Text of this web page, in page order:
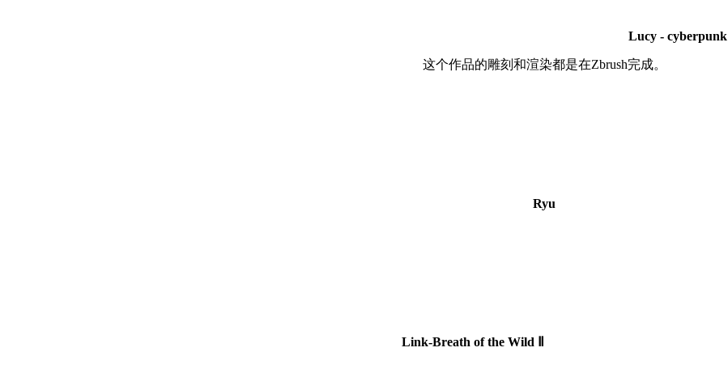
Lucy - cyberpunk
这个作品的雕刻和渲染都是在Zbrush完成。
Ryu
Link-Breath of the Wild Ⅱ